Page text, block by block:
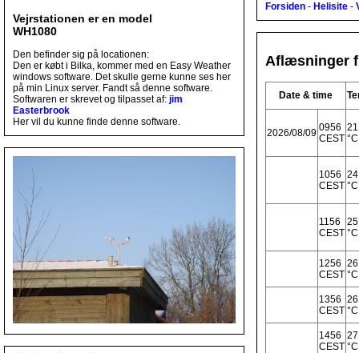
Vejrstationen er en model
WH1080
Den befinder sig på locationen:
Den er købt i Bilka, kommer med en Easy Weather
windows software. Det skulle gerne kunne ses her
på min Linux server. Fandt så denne software.
Softwaren er skrevet og tilpasset af: jim
Easterbrook
Her vil du kunne finde denne software.
Forsiden - Helisite -
Aflæsninger
Date & time
2026/08/09 0956
CEST °C
1056
CEST °C
1156
CEST °C
1256
CEST °C
1356
CEST °C
1456
CEST °C